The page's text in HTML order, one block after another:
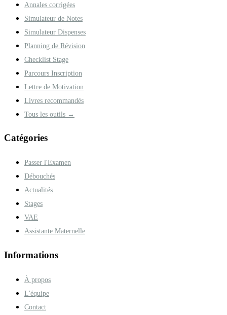
Annales corrigées
Simulateur de Notes
Simulateur Dispenses
Planning de Révision
Checklist Stage
Parcours Inscription
Lettre de Motivation
Livres recommandés
Tous les outils →
Catégories
Passer l'Examen
Débouchés
Actualités
Stages
VAE
Assistante Maternelle
Informations
À propos
L'équipe
Contact